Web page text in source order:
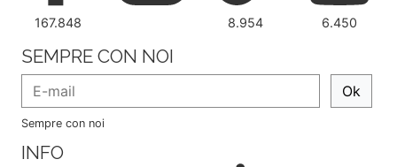
167.848 8.954 6.450
SEMPRE CON NOI
Ok
Sempre con noi
INFO